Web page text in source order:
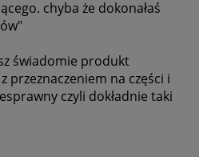
chyba że dokonałaś
świadomie produkt
przeznaczeniem na części i
czyli dokładnie taki